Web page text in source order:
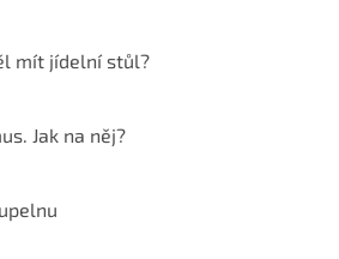
mít jídelní stůl?
Jak na něj?